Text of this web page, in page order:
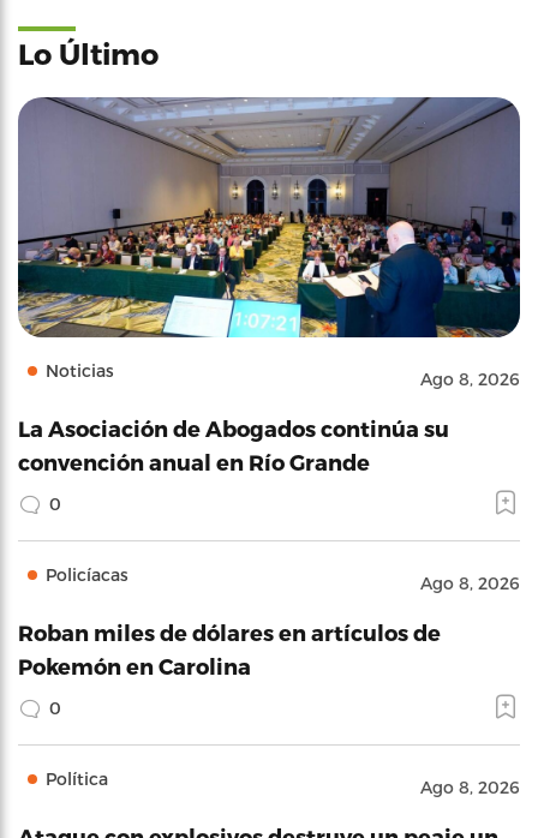
Lo Último
Noticias Ago 8, 2026
La Asociación de Abogados continúa su
convención anual en Río Grande
0
Policíacas Ago 8, 2026
Roban miles de dólares en artículos de
Pokemón en Carolina
0
Política Ago 8, 2026